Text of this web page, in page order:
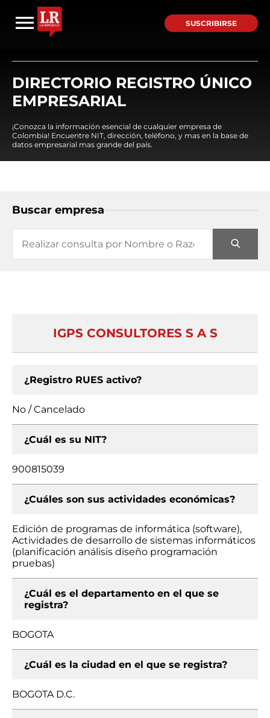
SUSCRIBIRSE
DIRECTORIO REGISTRO ÚNICO
EMPRESARIAL
¡Conozca la información esencial de cualquier empresa de
Colombia! Encuentre NIT, dirección, teléfono, y mas en la base de
datos empresarial mas grande del país.
Buscar empresa
IGPS CONSULTORES S A S
¿Registro RUES activo?
No / Cancelado
¿Cuál es su NIT?
900815039
¿Cuáles son sus actividades económicas?
Edición de programas de informática (software),
Actividades de desarrollo de sistemas informáticos
(planificación análisis diseño programación
pruebas)
¿Cuál es el departamento en el que se
registra?
BOGOTA
¿Cuál es la ciudad en el que se registra?
BOGOTA D.C.